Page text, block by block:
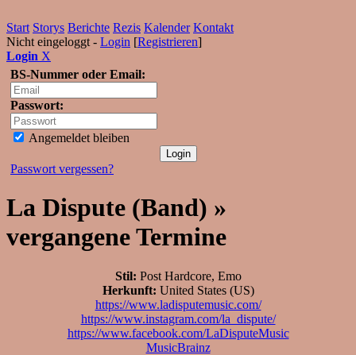
Start Storys Berichte Rezis Kalender Kontakt
Nicht eingeloggt - Login [Registrieren]
Login X
BS-Nummer oder Email:
Passwort:
Angemeldet bleiben
Passwort vergessen?
La Dispute (Band) »
vergangene Termine
Stil: Post Hardcore, Emo
Herkunft: United States (US)
https://www.ladisputemusic.com/
https://www.instagram.com/la_dispute/
https://www.facebook.com/LaDisputeMusic
MusicBrainz